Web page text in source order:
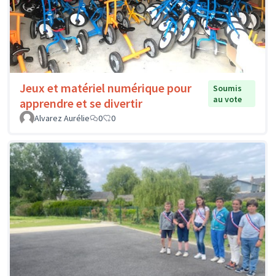
Jeux et matériel numérique pour
apprendre et se divertir
Soumis
au vote
Alvarez Aurélie
0 0